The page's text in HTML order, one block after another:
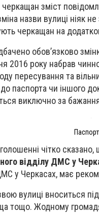
черкащан зміст
назви вулиці ніяк
черкащан на
обов’язково
2016 року набрав
пересування та
паспорта чи іншого
виключно за
чітко сказано,
відділу ДМС у
у Черкасах, має
вулиці вноситься
тощо. Жодному